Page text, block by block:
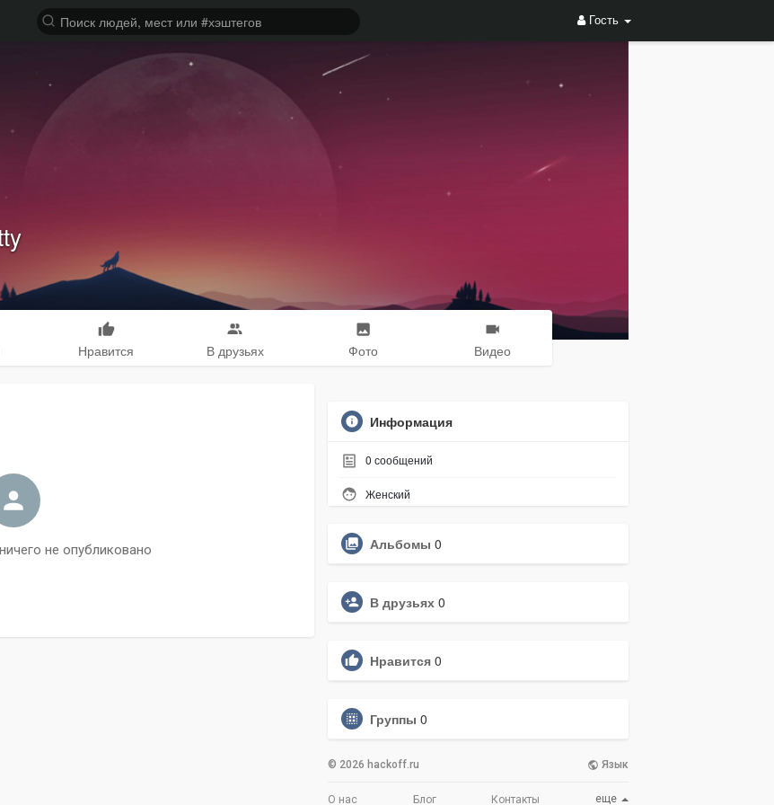
Гость
Нравится В друзьях Фото Видео
не опубликовано
Информация
0 сообщений
Женский
Альбомы 0
В друзьях 0
Нравится 0
Группы 0
© 2026 hackoff.ru Язык
О нас Блог Контакты еще